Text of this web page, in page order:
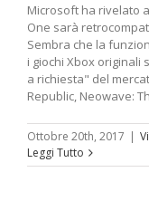
Microsoft ha rivelato
One sarà
Sembra che la
i giochi Xbox originali
a richiesta" del
Republic, Neowave:
Ottobre 20th, 2017 |
Leggi Tutto